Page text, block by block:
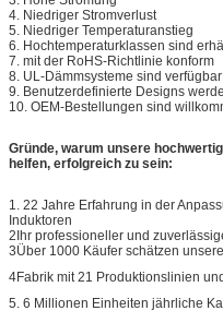
4. Niedriger Stromverlust
5. Niedriger Temperaturanstieg
6. Hochtemperaturklassen sind
7. mit der RoHS-Richtlinie konform
8. UL-Dämmsysteme sind verfügbar
9. Benutzerdefinierte Designs
10. OEM-Bestellungen sind
Gründe, warum unsere
helfen, erfolgreich zu sein:
1. 22 Jahre Erfahrung in der
Induktoren
2Ihr professioneller und
3Über 1000 Käufer schätzen
4Fabrik mit 21 Produktionslinien
5. 6 Millionen Einheiten jährliche